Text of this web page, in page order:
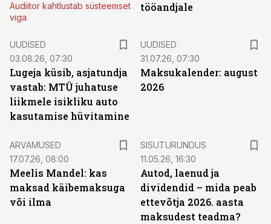
Audiitor kahtlustab süsteemset
viga
tööandjale
UUDISED
03.08.26, 07:30
Lugeja küsib, asjatundja
vastab: MTÜ juhatuse
liikmele isikliku auto
kasutamise hüvitamine
UUDISED
31.07.26, 07:30
Maksukalender: august
2026
ARVAMUSED
17.07.26, 08:00
Meelis Mandel: kas
maksad käibemaksuga
või ilma
SISUTURUNDUS
11.05.26, 16:30
Autod, laenud ja
dividendid – mida peab
ettevõtja 2026. aasta
maksudest teadma?